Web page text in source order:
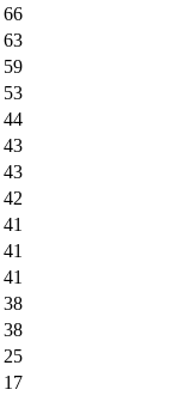
66
63
59
53
44
43
43
42
41
41
41
38
38
25
17